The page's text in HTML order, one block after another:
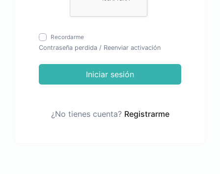
Recordarme
Contraseña perdida / Reenviar activación
Iniciar sesión
¿No tienes cuenta? Registrarme